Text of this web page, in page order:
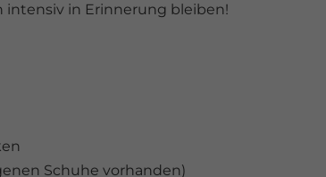
intensiv in Erinnerung bleiben!
Schuhe vorhanden)